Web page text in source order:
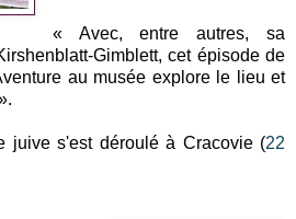
« Avec, entre autres, sa
Gimblett, cet épisode de
au musée explore le lieu et
juive s'est déroulé à Cracovie (22